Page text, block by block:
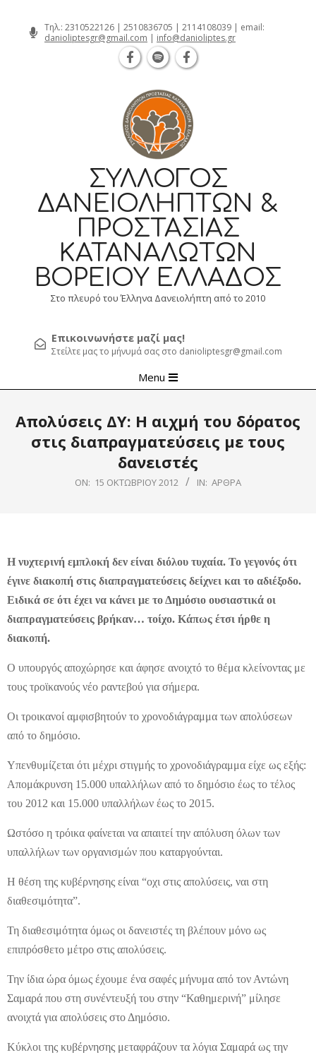
Τηλ.: 2310522126 | 2510836705 | 2114108039 | email:
danioliptesgr@gmail.com | info@danioliptes.gr
ΣΎΛΛΟΓΟΣ
ΔΑΝΕΙΟΛΗΠΤΏΝ &
ΠΡΟΣΤΑΣΊΑΣ
ΚΑΤΑΝΑΛΩΤΏΝ
ΒΟΡΕΊΟΥ ΕΛΛΆΔΟΣ
Στο πλευρό του Έλληνα Δανειολήπτη από το 2010
Επικοινωνήστε μαζί μας!
Στείλτε μας το μήνυμά σας στο danioliptesgr@gmail.com
Navigation
Menu
Απολύσεις ΔΥ: Η αιχμή του δόρατος
στις διαπραγματεύσεις με τους
δανειστές
ON: 15 ΟΚΤΩΒΡΊΟΥ 2012 IN: ΆΡΘΡΑ
Η νυχτερινή εμπλοκή δεν είναι διόλου τυχαία. Το γεγονός ότι
έγινε διακοπή στις διαπραγματεύσεις δείχνει και το αδιέξοδο.
Ειδικά σε ότι έχει να κάνει με το Δημόσιο ουσιαστικά οι
διαπραγματεύσεις βρήκαν… τοίχο. Κάπως έτσι ήρθε η
διακοπή.
Ο υπουργός αποχώρησε και άφησε ανοιχτό το θέμα κλείνοντας με
τους τροϊκανούς νέο ραντεβού για σήμερα.
Οι τροικανοί αμφισβητούν το χρονοδιάγραμμα των απολύσεων
από το δημόσιο.
Υπενθυμίζεται ότι μέχρι στιγμής το χρονοδιάγραμμα είχε ως εξής:
Απομάκρυνση 15.000 υπαλλήλων από το δημόσιο έως το τέλος
του 2012 και 15.000 υπαλλήλων έως το 2015.
Ωστόσο η τρόικα φαίνεται να απαιτεί την απόλυση όλων των
υπαλλήλων των οργανισμών που καταργούνται.
Η θέση της κυβέρνησης είναι “οχι στις απολύσεις, ναι στη
διαθεσιμότητα”.
Τη διαθεσιμότητα όμως οι δανειστές τη βλέπουν μόνο ως
επιπρόσθετο μέτρο στις απολύσεις.
Την ίδια ώρα όμως έχουμε ένα σαφές μήνυμα από τον Αντώνη
Σαμαρά που στη συνέντευξή του στην “Καθημερινή” μίλησε
ανοιχτά για απολύσεις στο Δημόσιο.
Κύκλοι της κυβέρνησης μεταφράζουν τα λόγια Σαμαρά ως την